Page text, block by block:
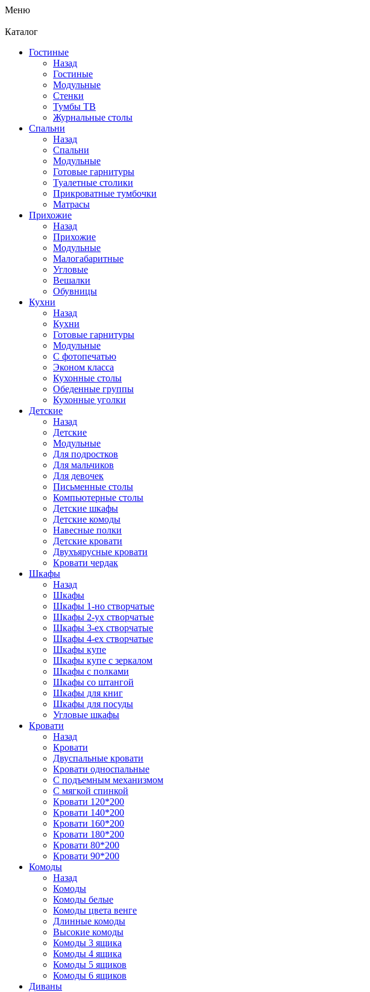
Меню
Каталог
Гостиные
Назад
Гостиные
Модульные
Стенки
Тумбы ТВ
Журнальные столы
Спальни
Назад
Спальни
Модульные
Готовые гарнитуры
Туалетные столики
Прикроватные тумбочки
Матрасы
Прихожие
Назад
Прихожие
Модульные
Малогабаритные
Угловые
Вешалки
Обувницы
Кухни
Назад
Кухни
Готовые гарнитуры
Модульные
С фотопечатью
Эконом класса
Кухонные столы
Обеденные группы
Кухонные уголки
Детские
Назад
Детские
Модульные
Для подростков
Для мальчиков
Для девочек
Письменные столы
Компьютерные столы
Детские шкафы
Детские комоды
Навесные полки
Детские кровати
Двухъярусные кровати
Кровати чердак
Шкафы
Назад
Шкафы
Шкафы 1-но створчатые
Шкафы 2-ух створчатые
Шкафы 3-ех створчатые
Шкафы 4-ех створчатые
Шкафы купе
Шкафы купе с зеркалом
Шкафы с полками
Шкафы со штангой
Шкафы для книг
Шкафы для посуды
Угловые шкафы
Кровати
Назад
Кровати
Двуспальные кровати
Кровати односпальные
С подъемным механизмом
С мягкой спинкой
Кровати 120*200
Кровати 140*200
Кровати 160*200
Кровати 180*200
Кровати 80*200
Кровати 90*200
Комоды
Назад
Комоды
Комоды белые
Комоды цвета венге
Длинные комоды
Высокие комоды
Комоды 3 ящика
Комоды 4 ящика
Комоды 5 ящиков
Комоды 6 ящиков
Диваны